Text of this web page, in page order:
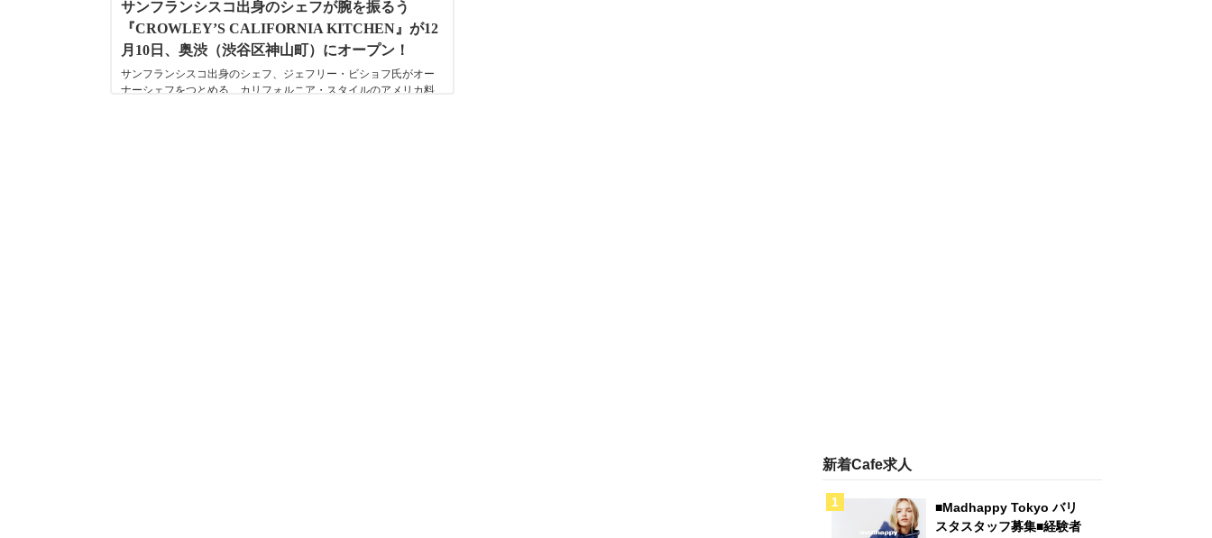
サンフランシスコ出⾝のシェフが腕を振るう
『CROWLEY’S CALIFORNIA KITCHEN』が12
⽉10⽇、奥渋（渋⾕区神⼭町）にオープン！
サンフランシスコ出⾝のシェフ、ジェフリー・ビショフ氏がオー
ナーシェフをつとめる、カリフォルニア・スタイルのアメリカ料
新着Cafe求人
■Madhappy Tokyo バリ
スタスタッフ募集■経験者